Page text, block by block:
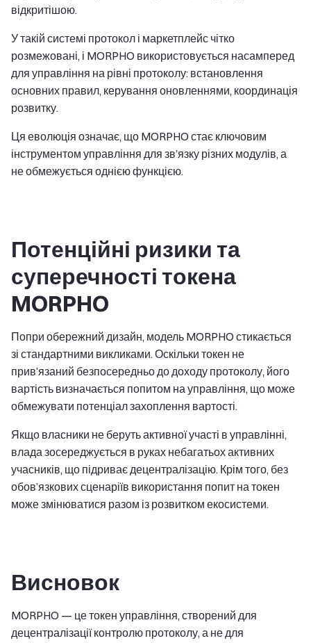
відкритішою.
У такій системі протокол і маркетплейс чітко
розмежовані, і MORPHO використовується насамперед
для управління на рівні протоколу: встановлення
основних правил, керування оновленнями, координація
розвитку.
Ця еволюція означає, що MORPHO стає ключовим
інструментом управління для зв’язку різних модулів, а
не обмежується однією функцією.
Потенційні ризики та
суперечності токена
MORPHO
Попри обережний дизайн, модель MORPHO стикається
зі стандартними викликами. Оскільки токен не
прив’язаний безпосередньо до доходу протоколу, його
вартість визначається попитом на управління, що може
обмежувати потенціал захоплення вартості.
Якщо власники не беруть активної участі в управлінні,
влада зосереджується в руках небагатьох активних
учасників, що підриває децентралізацію. Крім того, без
обов’язкових сценаріїв використання попит на токен
може змінюватися разом із розвитком екосистеми.
Висновок
MORPHO — це токен управління, створений для
децентралізації контролю протоколу, а не для